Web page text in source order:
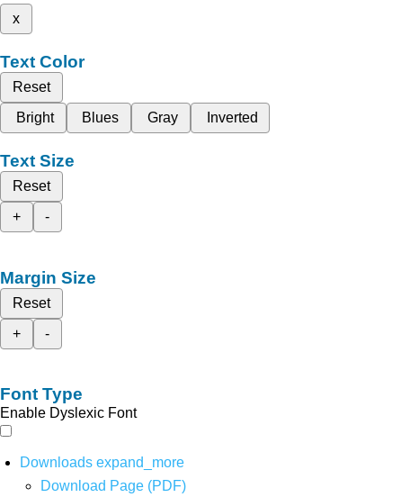
x
Text Color
Reset
Bright
Blues Gray Inverted
Text Size
Reset
+
-
Margin Size
Reset
+
-
Font Type
Enable Dyslexic Font
Downloads expand_more
Download Page (PDF)